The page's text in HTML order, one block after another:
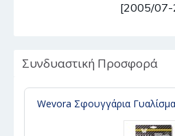
[2005/
Συνδυαστική Προσφορά
Wevora Σφουγγάρια